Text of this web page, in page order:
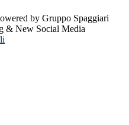
by Gruppo Spaggiari
& New Social Media